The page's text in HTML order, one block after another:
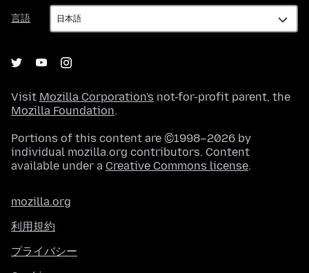
言語
言
語
Visit Mozilla Corporation's not-for-profit parent, the
Mozilla Foundation.
Portions of this content are ©1998–2026 by
individual mozilla.org contributors. Content
available under a Creative Commons license.
mozilla.org
利用規約
プライバシー